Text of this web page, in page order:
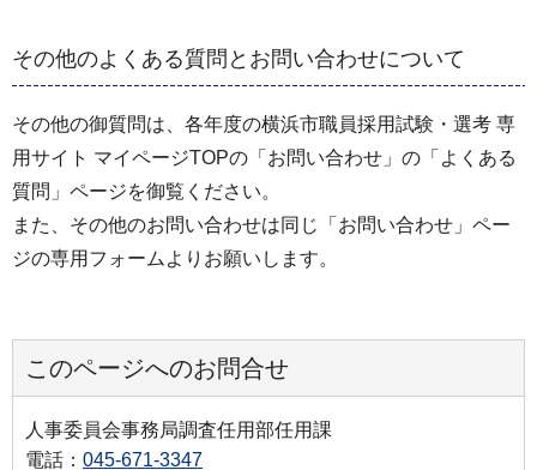
その他のよくある質問とお問い合わせについて
その他の御質問は、各年度の横浜市職員採用試験・選考 専
用サイト マイページTOPの「お問い合わせ」の「よくある
質問」ページを御覧ください。
また、その他のお問い合わせは同じ「お問い合わせ」ペー
ジの専用フォームよりお願いします。
このページへのお問合せ
人事委員会事務局調査任用部任用課
電話： 045-671-3347